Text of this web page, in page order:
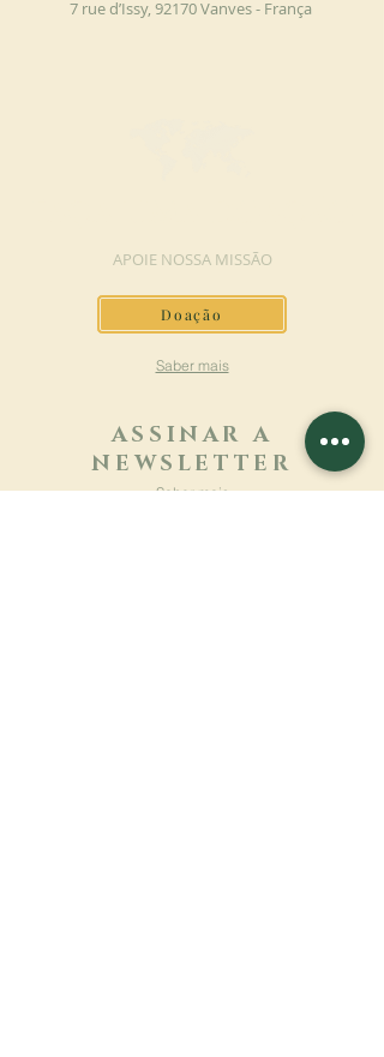
7 rue d’Issy, 92170 Vanves - França
APOIE NOSSA MISSÃO
Doação
Saber mais
ASSINAR A
NEWSLETTER
Saber mais